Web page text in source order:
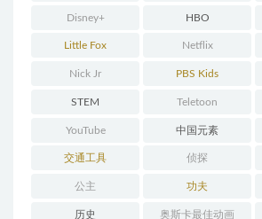
Disney+ HBO
Little Fox Netflix
Nick Jr PBS Kids
STEM Teletoon
YouTube 中国元素
交通工具 侦探
公主 功夫
历史 奥斯卡最佳动画